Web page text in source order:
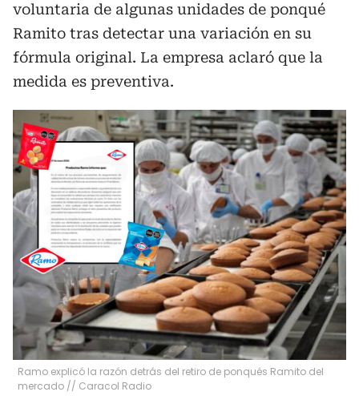
voluntaria de algunas unidades de ponqué
Ramito tras detectar una variación en su
fórmula original. La empresa aclaró que la
medida es preventiva.
Ramo explicó la razón detrás del retiro de ponqués Ramito del
mercado // Caracol Radio